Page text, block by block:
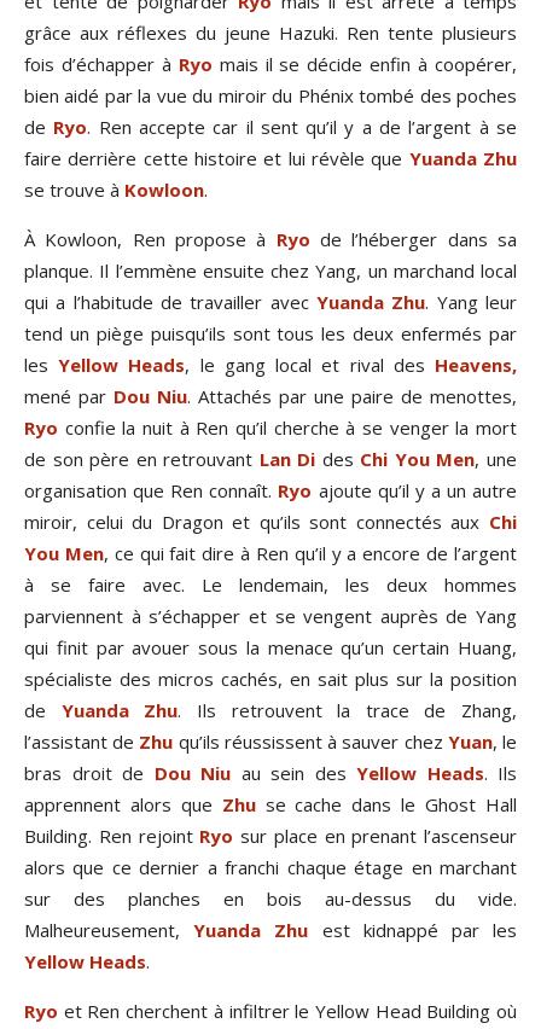
grâce aux réflexes du jeune Hazuki. Ren tente plusieurs
fois d’échapper à Ryo mais il se décide enfin à coopérer,
bien aidé par la vue du miroir du Phénix tombé des poches
de Ryo. Ren accepte car il sent qu’il y a de l’argent à se
faire derrière cette histoire et lui révèle que Yuanda Zhu
se trouve à Kowloon.
À Kowloon, Ren propose à Ryo de l’héberger dans sa
planque. Il l’emmène ensuite chez Yang, un marchand local
qui a l’habitude de travailler avec Yuanda Zhu. Yang leur
tend un piège puisqu’ils sont tous les deux enfermés par
lesYellow Heads, le gang local et rival des Heavens,
mené par Dou Niu. Attachés par une paire de menottes,
Ryo confie la nuit à Ren qu’il cherche à se venger la mort
de son père en retrouvant Lan Di des Chi You Men, une
organisation que Ren connaît. Ryo ajoute qu’il y a un autre
miroir, celui du Dragon et qu’ils sont connectés aux Chi
You Men, ce qui fait dire à Ren qu’il y a encore de l’argent
à se faire avec. Le lendemain, les deux hommes
parviennent à s’échapper et se vengent auprès de Yang
qui finit par avouer sous la menace qu’un certain Huang,
spécialiste des micros cachés, en sait plus sur la position
de Yuanda Zhu. Ils retrouvent la trace de Zhang,
l’assistant de Zhu qu’ils réussissent à sauver chez Yuan, le
bras droit de Dou Niu au sein des Yellow Heads. Ils
apprennent alors que Zhuse cache dans le Ghost Hall
Building. Ren rejoint Ryo sur place en prenant l’ascenseur
alors que ce dernier a franchi chaque étage en marchant
sur des planches en bois au-dessus du vide.
Malheureusement,Yuanda Zhu est kidnappé par les
Yellow Heads.
Ryo et Ren cherchent à infiltrer le Yellow Head Building où